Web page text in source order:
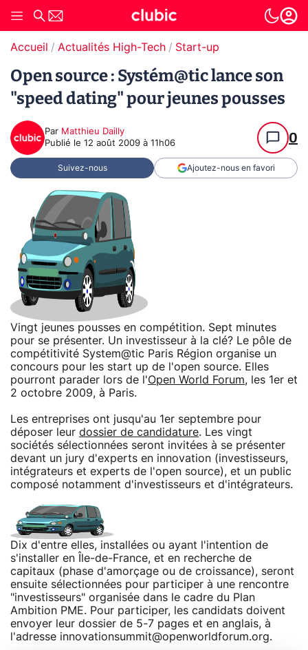
Accueil Actualités High-Tech Start-up
Open source : Systém@tic lance son
"speed dating" pour jeunes pousses
Par Matthieu Dailly
Publié le 12 août 2009 à 11h06 0
Suivez-nous Ajoutez-nous en favori
Vingt jeunes pousses en compétition. Sept minutes
pour se présenter. Un investisseur à la clé? Le pôle de
compétitivité System@tic Paris Région organise un
concours pour les start up de l'open source. Elles
pourront parader lors de l'Open World Forum, les 1er et
2 octobre 2009, à Paris.
Les entreprises ont jusqu'au 1er septembre pour
déposer leur dossier de candidature. Les vingt
sociétés sélectionnées seront invitées à se présenter
devant un jury d'experts en innovation (investisseurs,
intégrateurs et experts de l'open source), et un public
composé notamment d'investisseurs et d'intégrateurs.
Dix d'entre elles, installées ou ayant l'intention de
s'installer en Île-de-France, et en recherche de
capitaux (phase d'amorçage ou de croissance), seront
ensuite sélectionnées pour participer à une rencontre
"investisseurs" organisée dans le cadre du Plan
Ambition PME. Pour participer, les candidats doivent
envoyer leur dossier de 5-7 pages et en anglais, à
l'adresse innovationsummit@openworldforum.org.